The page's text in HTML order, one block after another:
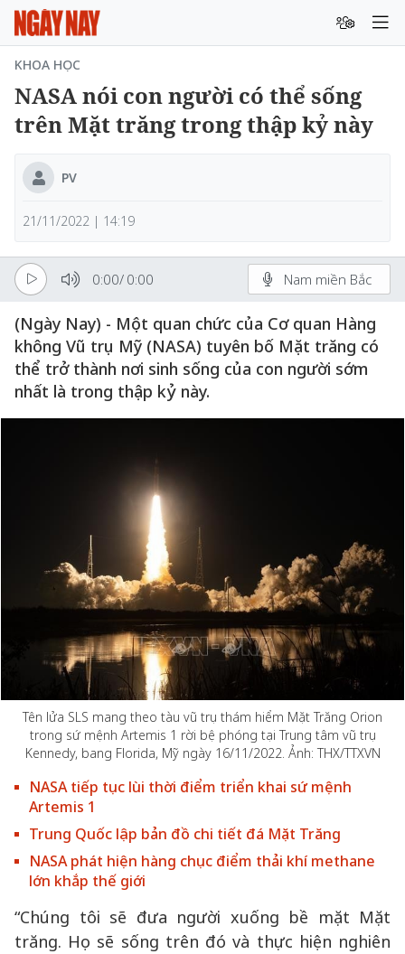
KHOA HỌC
NASA nói con người có thể sống
trên Mặt trăng trong thập kỷ này
PV
21/11/2022 | 14:19
0:00/ 0:00 Nam miền Bắc
(Ngày Nay) - Một quan chức của Cơ quan Hàng
không Vũ trụ Mỹ (NASA) tuyên bố Mặt trăng có
thể trở thành nơi sinh sống của con người sớm
nhất là trong thập kỷ này.
Tên lửa SLS mang theo tàu vũ trụ thám hiểm Mặt Trăng Orion
trong sứ mệnh Artemis 1 rời bệ phóng tại Trung tâm vũ trụ
Kennedy, bang Florida, Mỹ ngày 16/11/2022. Ảnh: THX/TTXVN
NASA tiếp tục lùi thời điểm triển khai sứ mệnh
Artemis 1
Trung Quốc lập bản đồ chi tiết đá Mặt Trăng
NASA phát hiện hàng chục điểm thải khí methane
lớn khắp thế giới
“Chúng tôi sẽ đưa người xuống bề mặt Mặt
trăng. Họ sẽ sống trên đó và thực hiện nghiên